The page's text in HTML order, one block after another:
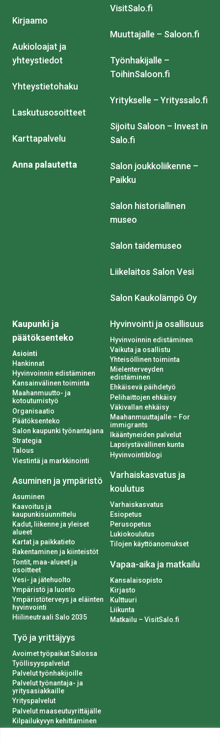
Kirjaamo
Aukioloajat ja
yhteystiedot
Yhteystietohaku
Laskutusosoitteet
Karttapalvelu
Anna palautetta
VisitSalo.fi
Muuttajalle – Saloon.fi
Työnhakijalle –
ToihinSaloon.fi
Yritykselle – Yrityssalo.fi
Sijoitu Saloon – Invest in
Salo.fi
Salon joukkoliikenne –
Paikku
Salon historiallinen
museo
Salon taidemuseo
Liikelaitos Salon Vesi
Salon Kaukolämpö Oy
Kaupunki ja
päätöksenteko
Asiointi
Hankinnat
Hyvinvoinnin edistäminen
Kansainvälinen toiminta
Maahanmuutto- ja
kotoutumistyö
Organisaatio
Päätöksenteko
Salon kaupunki työnantajana
Strategia
Talous
Viestintä ja markkinointi
Asuminen ja ympäristö
Asuminen
Kaavoitus ja
kaupunkisuunnittelu
Kadut, liikenne ja yleiset
alueet
Kartat ja paikkatieto
Rakentaminen ja kiinteistöt
Tontit, maa-alueet ja
osoitteet
Vesi- ja jätehuolto
Ympäristö ja luonto
Ympäristöterveys ja eläinten
hyvinvointi
Hiilineutraali Salo 2035
Työ ja yrittäjyys
Avoimet työpaikat Salossa
Työllisyyspalvelut
Palvelut työnhakijoille
Palvelut työnantaja- ja
yritysasiakkaille
Yrityspalvelut
Palvelut maaseutuyrittäjälle
Kilpailukyvyn kehittäminen
Hyvinvointi ja osallisuus
Hyvinvoinnin edistäminen
Vaikuta ja osallistu
Yhteisöllinen toiminta
Mielenterveyden
edistäminen
Ehkäisevä päihdetyö
Pelihaittojen ehkäisy
Väkivallan ehkäisy
Maahanmuuttajalle – For
immigrants
Ikääntyneiden palvelut
Lapsiystävällinen kunta
Hyvinvointiblogi
Varhaiskasvatus ja
koulutus
Varhaiskasvatus
Esiopetus
Perusopetus
Lukiokoulutus
Tilojen käyttöanomukset
Vapaa-aika ja matkailu
Kansalaisopisto
Kirjasto
Kulttuuri
Liikunta
Matkailu – VisitSalo.fi